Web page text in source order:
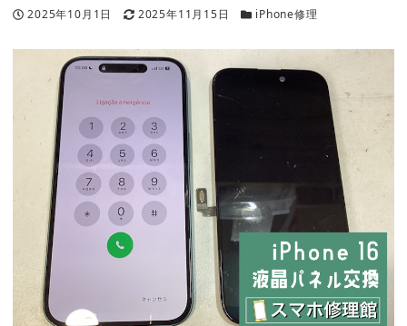
投稿日
2025年10月1日 更新日
2025年11月15日 カテゴリー
iPhone修理